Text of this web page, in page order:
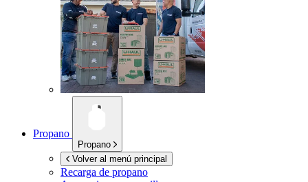
Propano
Propano
Volver al menú principal
Recarga de propano